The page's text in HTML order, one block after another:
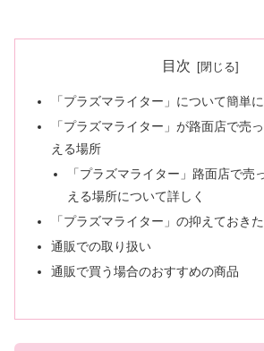
目次
「プラズマライター」について簡単
「プラズマライター」が路面店で売
える場所
「プラズマライター」路面店で売
える場所について詳しく
「プラズマライター」の抑えておき
通販での取り扱い
通販で買う場合のおすすめの商品